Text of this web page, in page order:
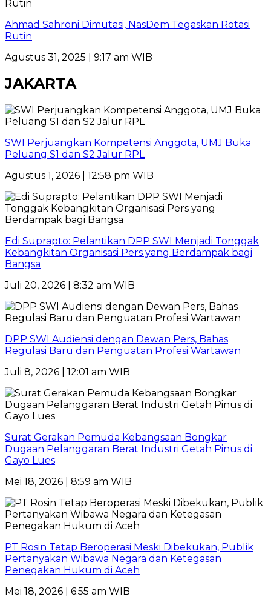
Ahmad Sahroni Dimutasi, NasDem Tegaskan Rotasi
Rutin
Agustus 31, 2025 | 9:17 am WIB
JAKARTA
SWI Perjuangkan Kompetensi Anggota, UMJ Buka
Peluang S1 dan S2 Jalur RPL
Agustus 1, 2026 | 12:58 pm WIB
Edi Suprapto: Pelantikan DPP SWI Menjadi Tonggak
Kebangkitan Organisasi Pers yang Berdampak bagi
Bangsa
Juli 20, 2026 | 8:32 am WIB
DPP SWI Audiensi dengan Dewan Pers, Bahas
Regulasi Baru dan Penguatan Profesi Wartawan
Juli 8, 2026 | 12:01 am WIB
Surat Gerakan Pemuda Kebangsaan Bongkar
Dugaan Pelanggaran Berat Industri Getah Pinus di
Gayo Lues
Mei 18, 2026 | 8:59 am WIB
PT Rosin Tetap Beroperasi Meski Dibekukan, Publik
Pertanyakan Wibawa Negara dan Ketegasan
Penegakan Hukum di Aceh
Mei 18, 2026 | 6:55 am WIB